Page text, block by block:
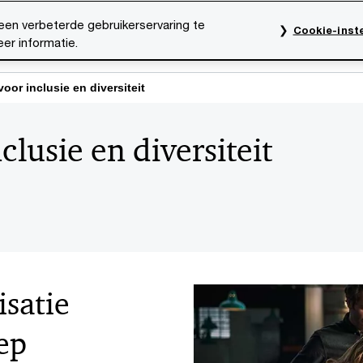
inclusie en diversiteit
en diversiteit
verbeterde gebruikerservaring te
informatie.
Cookie-